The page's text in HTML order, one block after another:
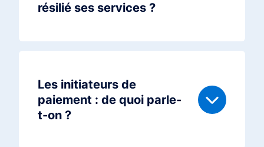
résilié ses services ?
Les initiateurs de
paiement : de quoi parle-
t-on ?